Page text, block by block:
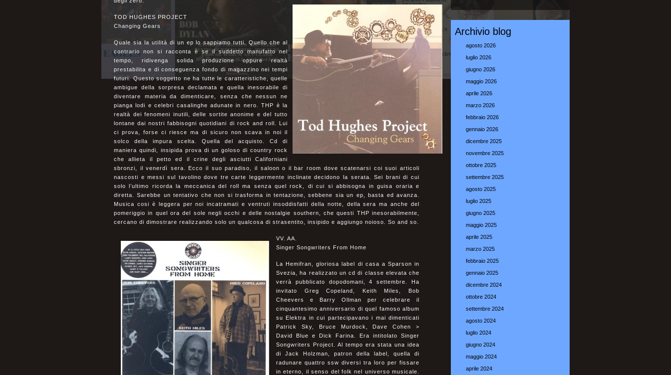
TOD HUGHES PROJECT
Changing Gears
Quale sia la utilità di un ep lo sappiamo tutti. Quello che al
contrario non si racconta è se il suddetto manufatto nel
tempo, ridivenga solida produzione oppure realtà
prestabilita e di conseguenza fondo di magazzino nei tempi
futuri. Questo soggetto ne ha tutte le caratteristiche, quelle
ambigue della sorpresa declamata e quella inesorabile di
diventare materia da dimenticare, senza che nessun ne
pianga lodi e celebri casalinghe adunate in nero. THP è la
realtà dei fenomeni inutili, delle sortite anonime e del tutto
lontane dai nostri fabbisogni quotidiani di rock and roll. Lui
ci prova, forse ci riesce ma di sicuro non scava in noi il
solco della impura scelta. Quella del acquisto. Cd di
maniera quindi, insipida prova di un goloso di country rock
che allieta il petto ed il crine degli asciutti Californiani
sbronzi, il venerdì sera. Ecco il suo paradiso, il saloon o il bar room dove scatenarsi coi suoi articoli
nascosti e messi sul tavolino dove tre carte leggermente inclinate decidono la serata. Sei brani di cui
solo l’ultimo ricorda la meccanica del roll ma senza quel rock, di cui si abbisogna in guisa oraria e
diretta. Sarebbe un tentativo che non si trasforma in tentazione, sebbene sia un ep, basta ed avanza.
Musica cosi è leggera per noi incatramati e ventruti insoddisfatti della notte, della sera ma anche del
pomeriggio in quel ora del sole negli occhi e delle nostalgie southern, che questi THP inesorabilmente,
cercano di dimostrare realizzando solo un qualcosa di strasentito, insipido e aggiungo noioso. So and so.
VV. AA.
Singer Songwriters From Home
La Hemifran, gloriosa label di casa a Sparson in
Svezia, ha realizzato un cd di classe elevata che
verrà pubblicato dopodomani, 4 settembre. Ha
invitato Greg Copeland, Keith Miles, Bob
Cheevers e Barry Ollman per celebrare il
cinquantesimo anniversario di quel famoso album
su Elektra in cui partecipavano i mai dimenticati
Patrick Sky, Bruce Murdock, Dave Cohen >
David Blue e Dick Farina. Era intitolato Singer
Songwriters Project. Al tempo era stata una idea
di Jack Holzman, patron della label, quella di
radunare quattro ssw diversi tra loro per fissare
in eterno, il senso del folk nel universo musicale.
Archivio blog
agosto 2026
luglio 2026
giugno 2026
maggio 2026
aprile 2026
marzo 2026
febbraio 2026
gennaio 2026
dicembre 2025
novembre 2025
ottobre 2025
settembre 2025
agosto 2025
luglio 2025
giugno 2025
maggio 2025
aprile 2025
marzo 2025
febbraio 2025
gennaio 2025
dicembre 2024
ottobre 2024
settembre 2024
agosto 2024
luglio 2024
giugno 2024
maggio 2024
aprile 2024